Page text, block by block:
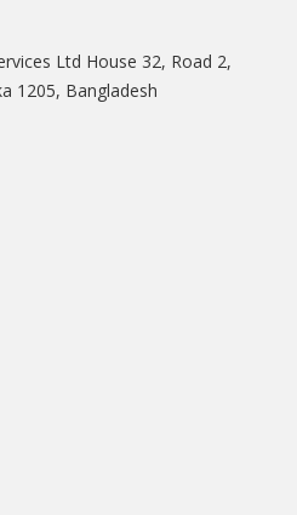
Ltd House 32, Road 2,
1205, Bangladesh